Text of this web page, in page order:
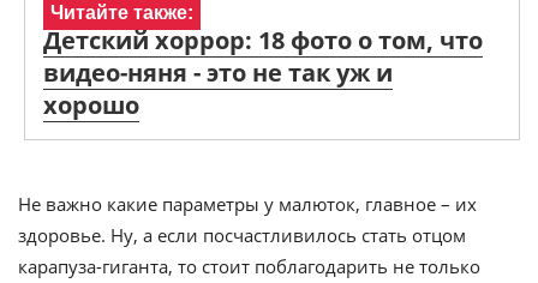
Читайте также:
Детский хоррор: 18 фото о том, что
видео-няня - это не так уж и
хорошо
Не важно какие параметры у малюток, главное – их
здоровье. Ну, а если посчастливилось стать отцом
карапуза-гиганта, то стоит поблагодарить не только